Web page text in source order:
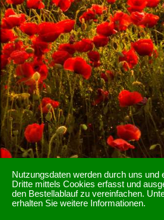
Nutzungsdaten werden durch uns und
Dritte mittels Cookies erfasst und
den Bestellablauf zu vereinfachen.
erhalten Sie weitere Informationen.